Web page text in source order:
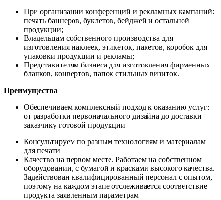
При организации конференций и рекламных кампаний:
печать баннеров, буклетов, бейджей и остальной
продукции;
Владельцам собственного производства для
изготовления наклеек, этикеток, пакетов, коробок для
упаковки продукции и рекламы;
Представителям бизнеса для изготовления фирменных
бланков, конвертов, папок стильных визиток.
Преимущества
Обеспечиваем комплексный подход к оказанию услуг:
от разработки первоначального дизайна до доставки
заказчику готовой продукции
Консультируем по разным технологиям и материалам
для печати
Качество на первом месте. Работаем на собственном
оборудовании, с бумагой и красками высокого качества.
Задействован квалифицированный персонал с опытом,
поэтому на каждом этапе отслеживается соответствие
продукта заявленным параметрам